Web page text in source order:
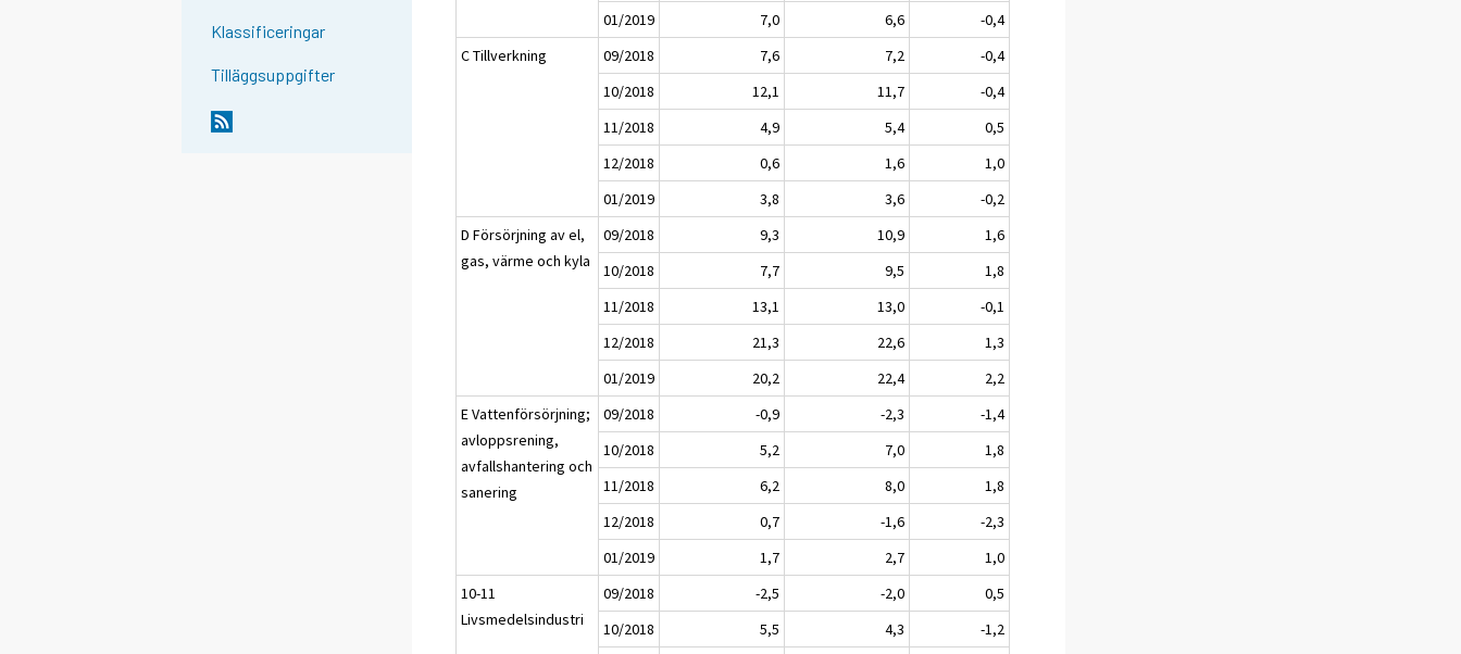
Klassificeringar
Tilläggsuppgifter
01/2019
7,0 6,6
-0,4
C Tillverkning
09/2018 7,6 7,2
-0,4
10/2018
12,1 11,7
-0,4
11/2018
4,9 5,4
0,5
12/2018
0,6 1,6
1,0
01/2019
3,8 3,6
-0,2
D Försörjning av el,
gas, värme och kyla
09/2018 9,3 10,9
1,6
10/2018
7,7 9,5
1,8
11/2018
13,1 13,0
-0,1
12/2018
21,3 22,6
1,3
01/2019
20,2 22,4
2,2
E Vattenförsörjning;
avloppsrening,
avfallshantering och
sanering
09/2018 -0,9 -2,3
-1,4
10/2018
5,2 7,0
1,8
11/2018
6,2 8,0
1,8
12/2018
0,7 -1,6
-2,3
01/2019
1,7 2,7
1,0
10-11
Livsmedelsindustri
09/2018 -2,5 -2,0
0,5
10/2018
5,5 4,3
-1,2